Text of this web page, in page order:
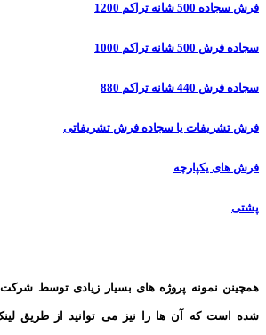
فرش سجاده 500 شانه تراکم 1200
سجاده فرش 500 شانه تراکم 1000
سجاده فرش 440 شانه تراکم 880
فرش تشریفات یا سجاده فرش تشریفاتی
فرش های یکپارچه
پشتی
همچینن نمونه پروژه های بسیار زیادی توسط
شده است که آن ها را نیز می توانید از طریق